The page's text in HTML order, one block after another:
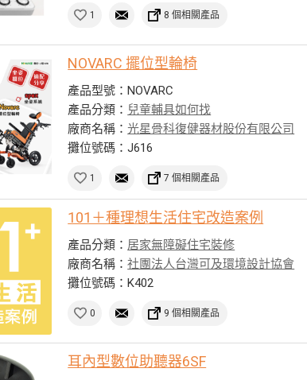
1 8 個相關產品
NOVARC 擺位型輪椅
產品型號：NOVARC
產品分類： 兒童輔具如何找
廠商名稱：光星骨科復健器材股份有限公司
攤位號碼：J616
1 7 個相關產品
101＋種理想生活住宅改造案例
產品分類： 居家無障礙住宅裝修
廠商名稱：社團法人台灣可及環境設計協會
攤位號碼：K402
0 9 個相關產品
耳內型數位助聽器6SF